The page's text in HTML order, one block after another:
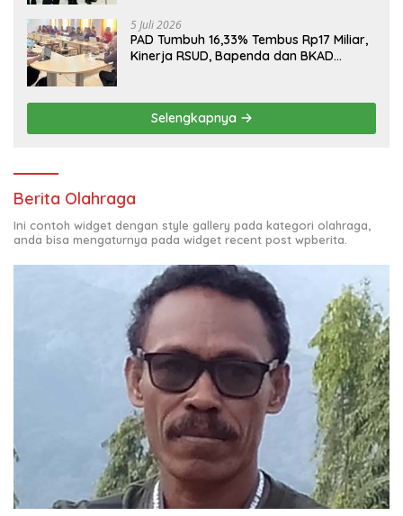
5 Juli 2026
PAD Tumbuh 16,33% Tembus Rp17 Miliar,
Kinerja RSUD, Bapenda dan BKAD
Selengkapnya
Berita Olahraga
Ini contoh widget dengan style gallery pada kategori olahraga,
anda bisa mengaturnya pada widget recent post wpberita.